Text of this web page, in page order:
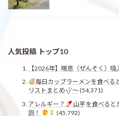
人気投稿 トップ10
【2026年】喘息（ぜんそく）
毎日カップラーメンを食べる
リストまとめ
〜(54,371)
アレルギー？
山芋を食べると
説！
(45,792)